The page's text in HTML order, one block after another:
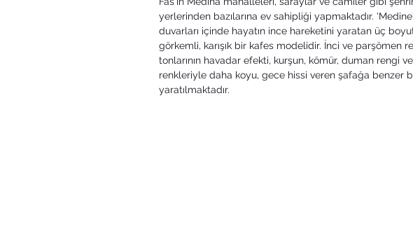
yerlerinden bazılarına ev sahipliği yapmaktadır.
duvarları içinde hayatın ince hareketini yaratan üç
görkemli, karışık bir kafes modelidir. İnci ve parşömen
tonlarının havadar efekti, kurşun, kömür, duman rengi
renkleriyle daha koyu, gece hissi veren şafağa benzer bir
yaratılmaktadır.